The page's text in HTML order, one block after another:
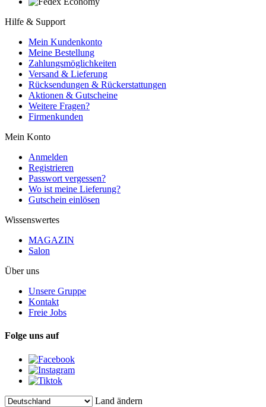
Hilfe & Support
Mein Kundenkonto
Meine Bestellung
Zahlungsmöglichkeiten
Versand & Lieferung
Rücksendungen & Rückerstattungen
Aktionen & Gutscheine
Weitere Fragen?
Firmenkunden
Mein Konto
Anmelden
Registrieren
Passwort vergessen?
Wo ist meine Lieferung?
Gutschein einlösen
Wissenswertes
MAGAZIN
Salon
Über uns
Unsere Gruppe
Kontakt
Freie Jobs
Folge uns auf
Land ändern